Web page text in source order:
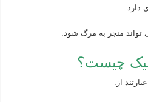
دارد.
تواند منجر به مرگ شود.
چیست؟
از: